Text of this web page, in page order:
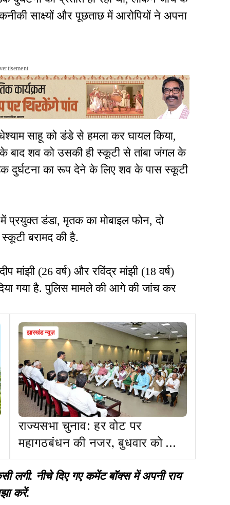
साक्ष्यों और पूछताछ में आरोपियों ने अपना
साहू को डंडे से हमला कर घायल किया,
के बाद शव को उसकी ही स्कूटी से तांबा जंगल के
दुर्घटना का रूप देने के लिए शव के पास स्कूटी
प्रयुक्त डंडा, मृतक का मोबाइल फोन, दो
बरामद की है.
मांझी (26 वर्ष) और रविंद्र मांझी (18 वर्ष)
गया है. पुलिस मामले की आगे की जांच कर
झारखंड न्यूज़
राज्यसभा चुनाव: हर वोट पर
महागठबंधन की नजर, बुधवार को फिर
सीएम आवास में जुटेंगे विधायक
नीचे दिए गए कमेंट बॉक्स में अपनी राय
करें.